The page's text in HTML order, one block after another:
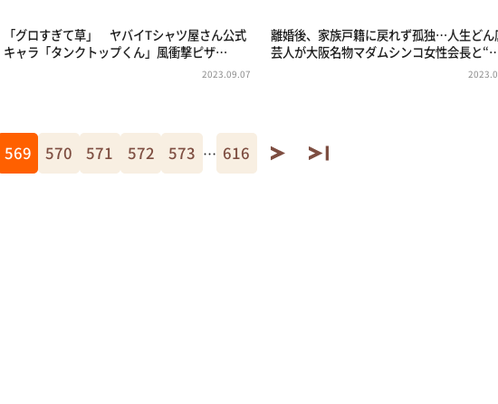
「グロすぎて草」 ヤバイTシャツ屋さん公式
キャラ「タンクトップくん」風衝撃ピザ…
2023.09.07
離婚後、家族戸籍に戻れず孤独…人生どん
芸人が大阪名物マダムシンコ女性会長と
569 570 571 572 573 … 616